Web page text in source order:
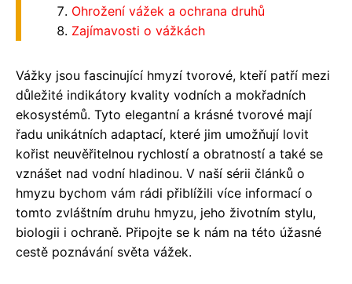
Ohrožení vážek a ochrana druhů
Zajímavosti o vážkách
Vážky jsou fascinující hmyzí tvorové, kteří patří mezi
důležité indikátory kvality vodních a mokřadních
ekosystémů. Tyto elegantní a krásné tvorové mají
řadu unikátních adaptací, které jim umožňují lovit
kořist neuvěřitelnou rychlostí a obratností a také se
vznášet nad vodní hladinou. V naší sérii článků o
hmyzu bychom vám rádi přiblížili více informací o
tomto zvláštním druhu hmyzu, jeho životním stylu,
biologii i ochraně. Připojte se k nám na této úžasné
cestě poznávání světa vážek.